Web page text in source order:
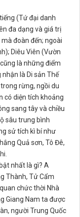
(Tứ đại danh
đa dạng và giá trị
đoàn đến; ngoài
Diêu Viên (Vườn
là những điểm
nhận là Di sản Thế
rừng, ngồi du
có diện tích khoảng
sang tây và chiều
sâu trung bình
sử tích kì bí như
Quả sơn, Tô Đê,
nhất là gì? A
Thành, Tử Cẩm
chức thời Nhà
Giang Nam ta được
người Trung Quốc